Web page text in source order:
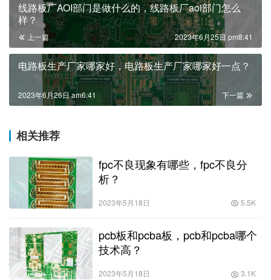
线路板厂AOI部门是做什么的，线路板厂aoi部门怎么
样？
上一篇 2023年6月25日 pm8:41
电路板生产厂家哪家好，电路板生产厂家哪家好一点？
下一篇
2023年6月26日 am6:41
相关推荐
fpc不良现象有哪些，fpc不良分
析？
2023年5月18日 5.5K
pcb板和pcba板，pcb和pcba哪个
技术高？
2023年5月18日 3.1K